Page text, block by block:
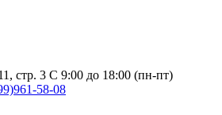
стр. 3 C 9:00 до 18:00 (пн-пт)
58-08